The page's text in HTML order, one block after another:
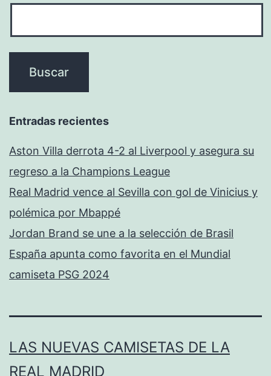
Entradas recientes
Aston Villa derrota 4-2 al Liverpool y asegura su
regreso a la Champions League
Real Madrid vence al Sevilla con gol de Vinicius y
polémica por Mbappé
Jordan Brand se une a la selección de Brasil
España apunta como favorita en el Mundial
camiseta PSG 2024
LAS NUEVAS CAMISETAS DE LA
REAL MADRID